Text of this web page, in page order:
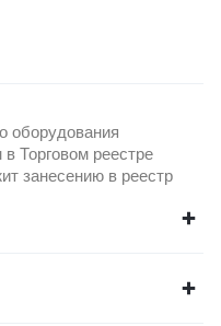
оборудования
Торговом реестре
занесению в реестр